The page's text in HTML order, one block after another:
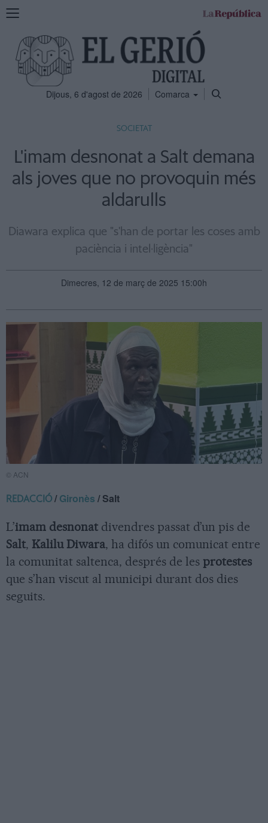
Mostra
navegació
Dijous, 6 d'agost de 2026 Comarca
SOCIETAT
L'imam desnonat a Salt demana
als joves que no provoquin més
aldarulls
Diawara explica que "s'han de portar les coses amb
paciència i intel·ligència"
Dimecres, 12 de març de 2025 15:00h
© ACN
REDACCIÓ /Gironès / Salt
L’imam desnonat divendres passat d’un pis de
Salt, Kalilu Diwara, ha difós un comunicat entre
la comunitat saltenca, després de les protestes
que s’han viscut al municipi durant dos dies
seguits.